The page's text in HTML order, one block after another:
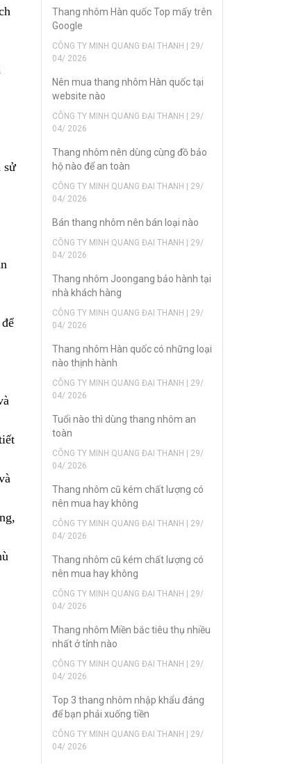
sử
Thang nhôm Hàn quốc Top mấy trên
Google
CÔNG TY MINH QUANG ĐẠI THANH | 29/
04/ 2026
Nên mua thang nhôm Hàn quốc tại
website nào
CÔNG TY MINH QUANG ĐẠI THANH | 29/
04/ 2026
Thang nhôm nên dùng cùng đồ bảo
hộ nào để an toàn
CÔNG TY MINH QUANG ĐẠI THANH | 29/
04/ 2026
Bán thang nhôm nên bán loại nào
CÔNG TY MINH QUANG ĐẠI THANH | 29/
04/ 2026
Thang nhôm Joongang bảo hành tại
nhà khách hàng
CÔNG TY MINH QUANG ĐẠI THANH | 29/
04/ 2026
Thang nhôm Hàn quốc có những loại
nào thịnh hành
CÔNG TY MINH QUANG ĐẠI THANH | 29/
04/ 2026
Tuổi nào thì dùng thang nhôm an
toàn
CÔNG TY MINH QUANG ĐẠI THANH | 29/
04/ 2026
Thang nhôm cũ kém chất lượng có
nên mua hay không
CÔNG TY MINH QUANG ĐẠI THANH | 29/
04/ 2026
Thang nhôm cũ kém chất lượng có
nên mua hay không
CÔNG TY MINH QUANG ĐẠI THANH | 29/
04/ 2026
Thang nhôm Miền bắc tiêu thụ nhiều
nhất ở tỉnh nào
CÔNG TY MINH QUANG ĐẠI THANH | 29/
04/ 2026
Top 3 thang nhôm nhập khẩu đáng
để bạn phải xuống tiền
CÔNG TY MINH QUANG ĐẠI THANH | 29/
04/ 2026